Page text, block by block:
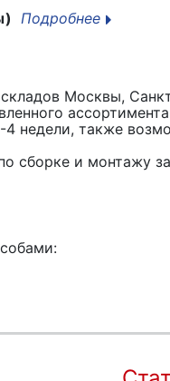
Подробнее
Москвы,
недели, также
сборке и монтажу